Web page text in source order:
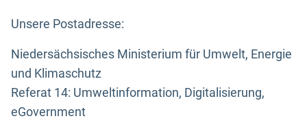
Unsere Postadresse:
Niedersächsisches Ministerium für Umwelt, Energie
und Klimaschutz
Referat 14: Umweltinformation, Digitalisierung,
eGovernment